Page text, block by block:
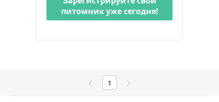
питомник уже сегодня!
1